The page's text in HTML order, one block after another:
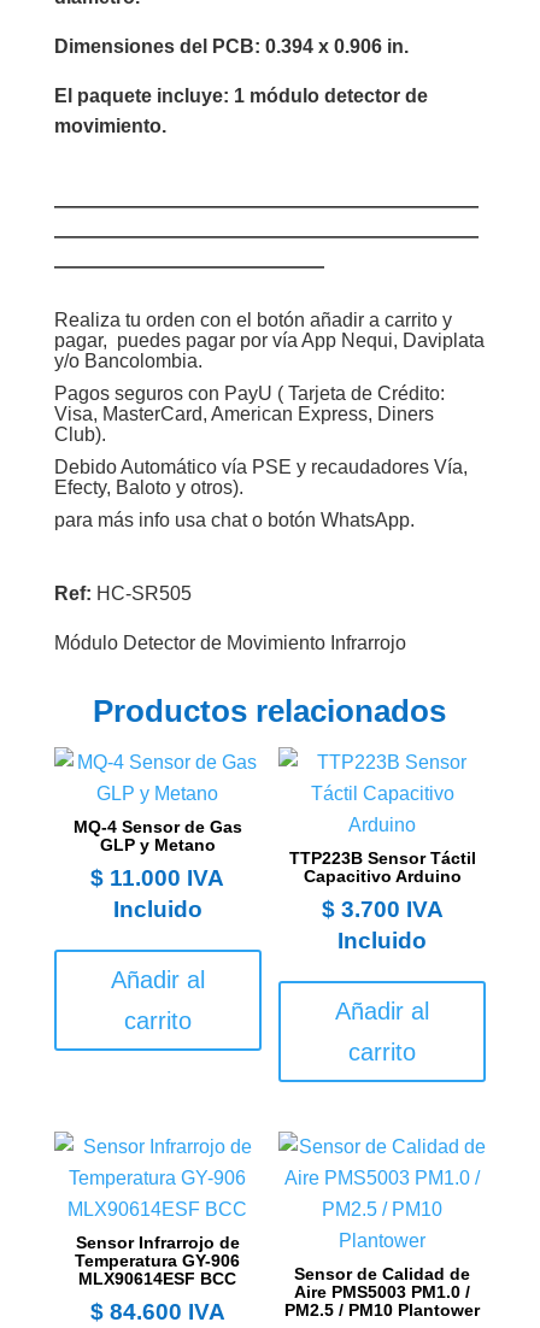
Dimensiones del PCB: 0.394 x 0.906 in.
El paquete incluye: 1 módulo detector de
movimiento.
——————————————————————
——————————————————————
——————————————
Realiza tu orden con el botón añadir a carrito y
pagar, puedes pagar por vía App Nequi, Daviplata
y/o Bancolombia.
Pagos seguros con PayU ( Tarjeta de Crédito:
Visa, MasterCard, American Express, Diners
Club).
Debido Automático vía PSE y recaudadores Vía,
Efecty, Baloto y otros).
para más info usa chat o botón WhatsApp.
Ref: HC-SR505
Módulo Detector de Movimiento Infrarrojo
Productos relacionados
MQ-4 Sensor de Gas
GLP y Metano
$ 11.000 IVA
Incluido
Añadir al
carrito
TTP223B Sensor Táctil
Capacitivo Arduino
$3.700 IVA
Incluido
Añadir al
carrito
Sensor Infrarrojo de
Temperatura GY-906
MLX90614ESF BCC
$84.600 IVA
Sensor de Calidad de
Aire PMS5003 PM1.0 /
PM2.5 / PM10 Plantower